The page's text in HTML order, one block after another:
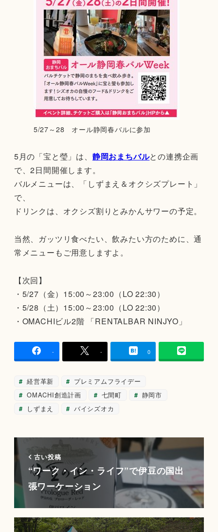
5/27～28 オール静岡春バルに参加
5月の「宝と瑩」は、 静岡おまちバルとの連携企画
で、2日間開催します。
バルメニューは、「しずまえ＆オクシズプレート」
で、
ドリンクは、オクシズ割りとみかんサワーの予定。
当然、ガッツリ食べたい、飲みたい方のために、通
常メニューもご用意しますよ。
【次回】
・5/27（金）15:00～23:00（LO 22:30）
・5/28（土）15:00～23:00（LO 22:30）
・OMACHIビル2階 「RENTALBAR NINJYO」
- - 0
経営革新
プレミアムフライデー
OMACHI創造計画
七間町
静岡市
しずまえ
バイシズオカ
古い投稿
“ワーク・イン・ライフ”で伊豆の国出
張ワーケーション